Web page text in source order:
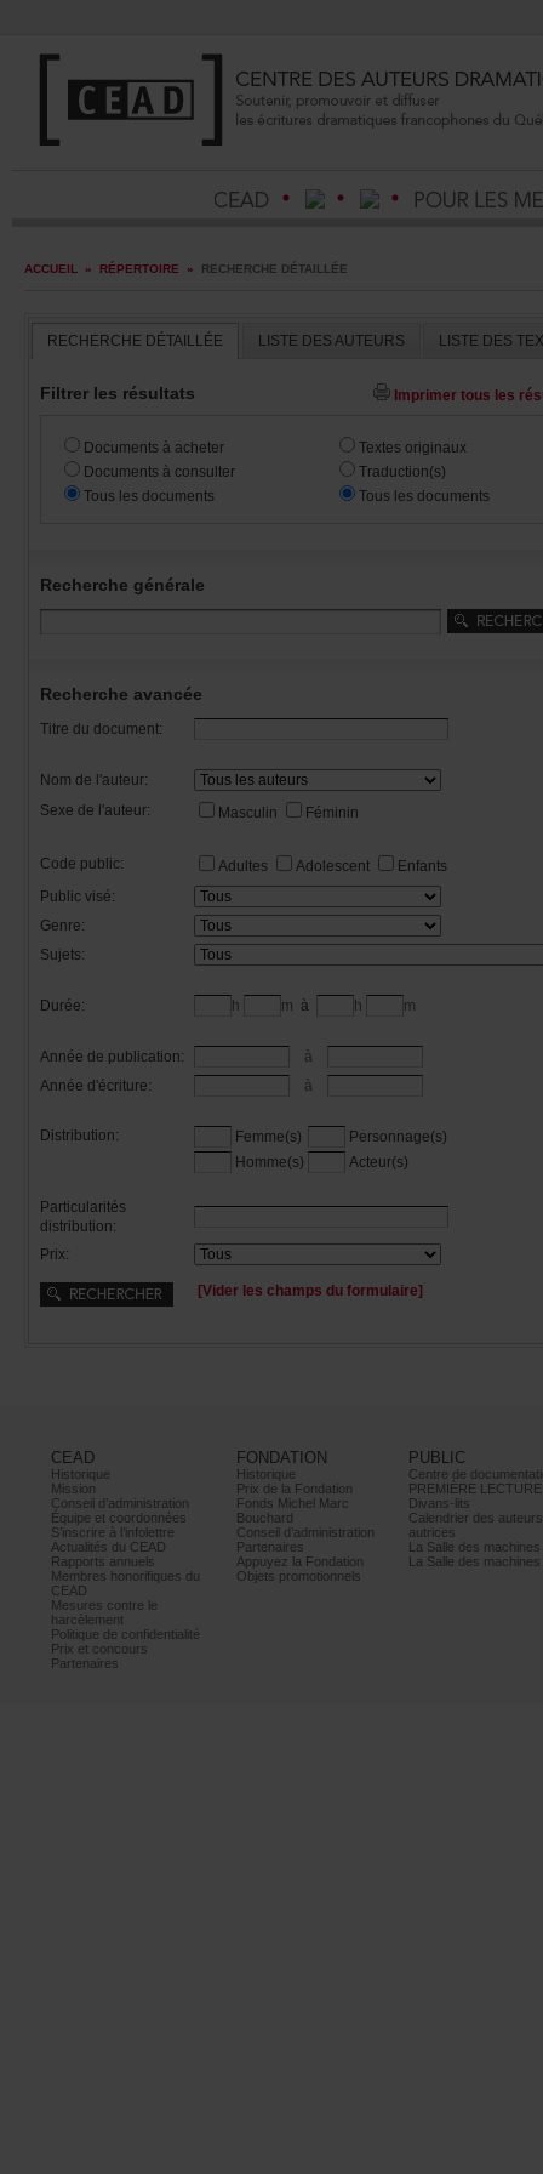
ACCUEIL » RÉPERTOIRE » RECHERCHEDÉTAILLÉE
RECHERCHEDÉTAILLÉE LISTEDESAUTEURS
Filtrerlesrésultats
Documentsàacheter
Documentsàconsulter
Touslesdocuments
Textesoriginaux
Traduction(s)
Touslesdocuments
Recherchegénérale
Rechercheavancée
Titredudocument:
Nomdel'auteur:
Sexedel'auteur:
Masculin Féminin
Codepublic: Adultes Adolescent
Enfants
Publicvisé:
Genre:
Sujets:
Durée: h m à h m
Annéedepublication:
à
Annéed'écriture:
à
Distribution: Femme(s)
Personnage(s)
Homme(s)
Acteur(s)
Particularités
distribution:
Prix:
[Viderleschampsduformulaire]
CEAD
Historique
Mission
Conseild’administration
Équipeetcoordonnées
S’inscrireàl’infolettre
ActualitésduCEAD
Rapportsannuels
Membreshonorifiquesdu
CEAD
Mesurescontrele
harcèlement
Politiquedeconfidentialité
Prixetconcours
Partenaires
FONDATION
Historique
PrixdelaFondation
FondsMichelMarc
Bouchard
Conseild’administration
Partenaires
AppuyezlaFondation
Objetspromotionnels
PUBLIC
PREMIÈRELECTURE
Divans-lits
autrices